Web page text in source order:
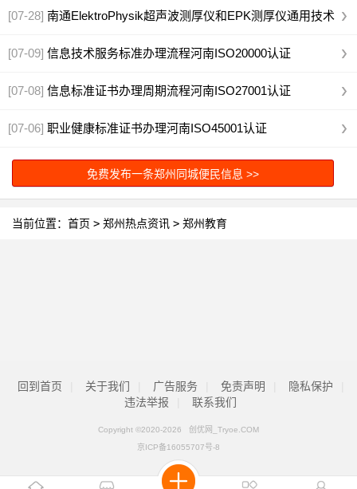
供选择
[07-28] 南通ElektroPhysik超声波测厚仪和EPK测厚仪通用技术
参数
[07-09] 信息技术服务标准办理流程河南ISO20000认证
[07-08] 信息标准证书办理周期流程河南ISO27001认证
[07-06] 职业健康标准证书办理河南ISO45001认证
免费发布一条郑州同城便民信息 >>
当前位置： 首页 > 郑州热点资讯 > 郑州教育
回到首页 关于我们 广告服务 免责声明 隐私保护
违法举报
联系我们
Copyright ©2020-2026 创优网_Tryoe.COM
京ICP备16055707号-8